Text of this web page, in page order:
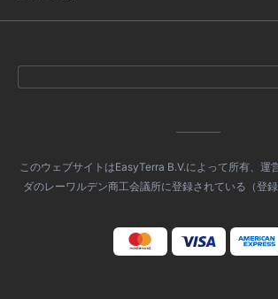
このウェブサイトはEasyTerra B.V.によって所有、運
ダのレーワルデン商工会議所に登録されている（登